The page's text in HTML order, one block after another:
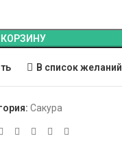
КОРЗИНУ
В список желаний
Сакура